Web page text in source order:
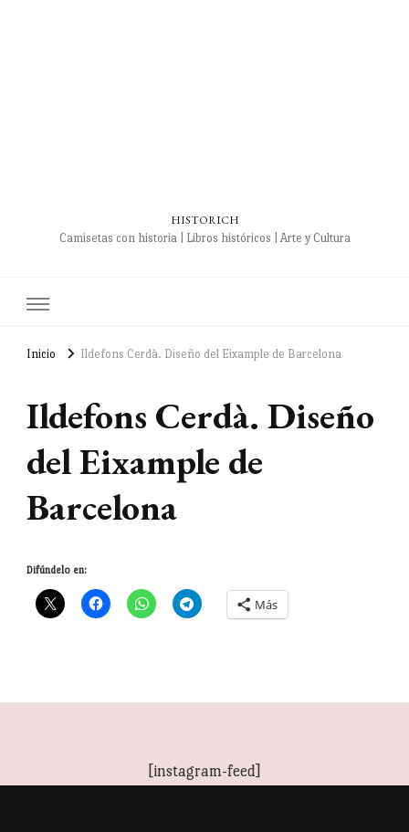
HISTORICH
Camisetas con historia | Libros históricos | Arte y Cultura
Inicio Ildefons Cerdà. Diseño del Eixample de Barcelona
Ildefons Cerdà. Diseño
del Eixample de
Barcelona
Difúndelo en:
Más
[instagram-feed]